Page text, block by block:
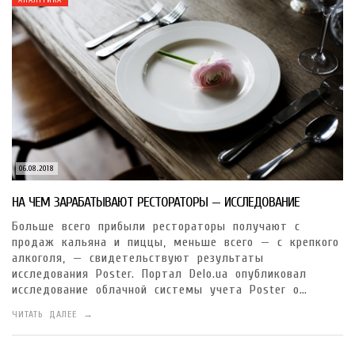
06.08.2018
НА ЧЕМ ЗАРАБАТЫВАЮТ РЕСТОРАТОРЫ — ИССЛЕДОВАНИЕ
Больше всего прибыли рестораторы получают с
продаж кальяна и пиццы, меньше всего — с крепкого
алкоголя, — свидетельствуют результаты
исследования Poster. Портал Delo.ua опубликовал
исследование облачной системы учета Poster о…
ЧИТАТЬ ДАЛЕЕ →